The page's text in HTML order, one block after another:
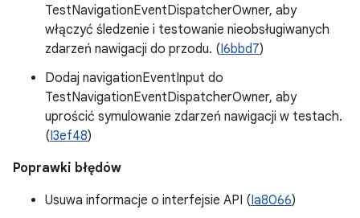
TestNavigationEventDispatcherOwner, aby
włączyć śledzenie i testowanie nieobsługiwanych
zdarzeń nawigacji do przodu. (I6bbd7)
Dodaj navigationEventInput do
TestNavigationEventDispatcherOwner, aby
uprościć symulowanie zdarzeń nawigacji w testach.
(I3ef48)
Poprawki błędów
Usuwa informacje o interfejsie API (Ia8066)